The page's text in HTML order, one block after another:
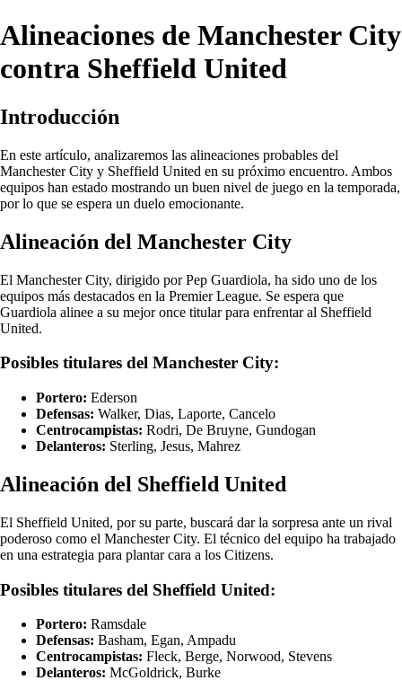
Alineaciones de Manchester City
contra Sheffield United
Introducción
En este artículo, analizaremos las alineaciones probables del
Manchester City y Sheffield United en su próximo encuentro. Ambos
equipos han estado mostrando un buen nivel de juego en la temporada,
por lo que se espera un duelo emocionante.
Alineación del Manchester City
El Manchester City, dirigido por Pep Guardiola, ha sido uno de los
equipos más destacados en la Premier League. Se espera que
Guardiola alinee a su mejor once titular para enfrentar al Sheffield
United.
Posibles titulares del Manchester City:
Portero: Ederson
Defensas: Walker, Dias, Laporte, Cancelo
Centrocampistas: Rodri, De Bruyne, Gundogan
Delanteros: Sterling, Jesus, Mahrez
Alineación del Sheffield United
El Sheffield United, por su parte, buscará dar la sorpresa ante un rival
poderoso como el Manchester City. El técnico del equipo ha trabajado
en una estrategia para plantar cara a los Citizens.
Posibles titulares del Sheffield United:
Portero: Ramsdale
Defensas: Basham, Egan, Ampadu
Centrocampistas: Fleck, Berge, Norwood, Stevens
Delanteros: McGoldrick, Burke